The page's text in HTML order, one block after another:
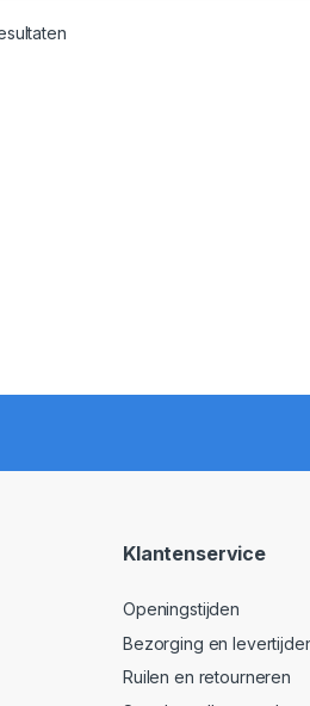
Gesorteerd op nieuwste
Klantenservice
Openingstijden
Bezorging en
Ruilen en retourneren